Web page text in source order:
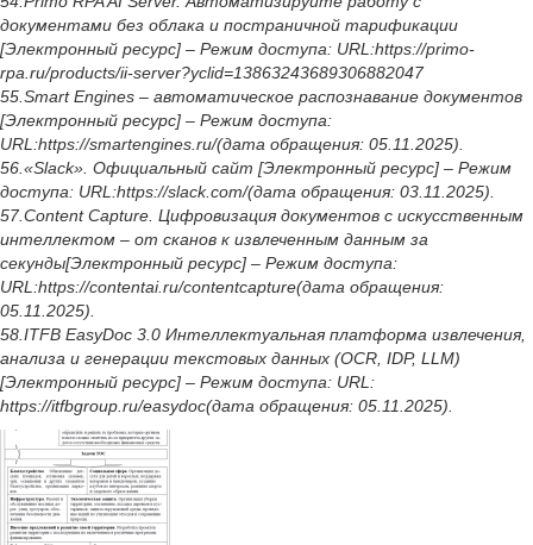
документами без облака и постраничной тарификации
[Электронный ресурс] – Режим доступа: URL:https://primo-
rpa.ru/products/ii-server?yclid=13863243689306882047
55.Smart Engines – автоматическое распознавание документов
[Электронный ресурс] – Режим доступа:
URL:https://smartengines.ru/(дата обращения: 05.11.2025).
56.«Slack». Официальный сайт [Электронный ресурс] – Режим
доступа: URL:https://slack.com/(дата обращения: 03.11.2025).
57.Content Capture. Цифровизация документов с искусственным
интеллектом – от сканов к извлеченным данным за
секунды[Электронный ресурс] – Режим доступа:
URL:https://contentai.ru/contentcapture(дата обращения:
05.11.2025).
58.ITFB EasyDoc 3.0 Интеллектуальная платформа извлечения,
анализа и генерации текстовых данных (OCR, IDP, LLM)
[Электронный ресурс] – Режим доступа: URL:
https://itfbgroup.ru/easydoc(дата обращения: 05.11.2025).